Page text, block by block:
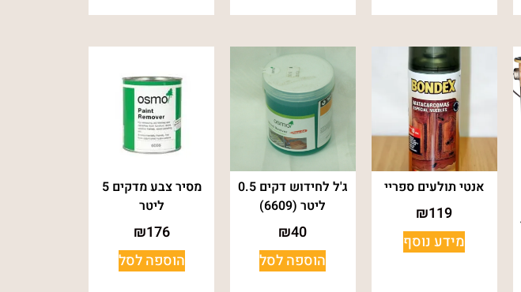
אנטי תולעים ספריי
₪119
מידע נוסף
ג'ל לחידוש דקים 0.5
ליטר (6609)
₪40
הוספה לסל
מסיר צבע מדקים 5
ליטר
₪176
הוספה לסל